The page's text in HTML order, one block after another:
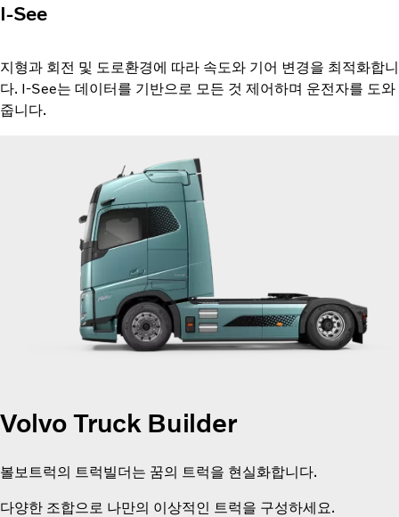
I-See
지형과 회전 및 도로환경에 따라 속도와 기어 변경을 최적화합니
다. I-See는 데이터를 기반으로 모든 것 제어하며 운전자를 도와
줍니다.
Volvo Truck Builder
볼보트럭의 트럭빌더는 꿈의 트럭을 현실화합니다.
다양한 조합으로 나만의 이상적인 트럭을 구성하세요.